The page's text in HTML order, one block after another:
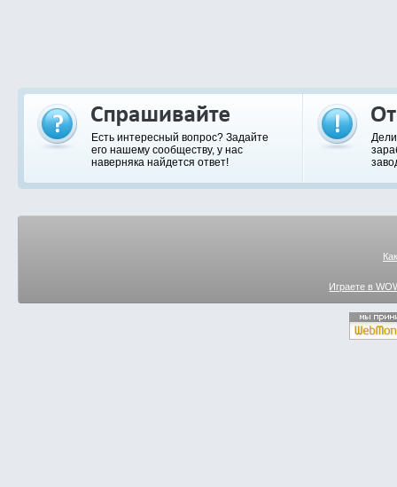
Есть интересный вопрос? Задайте
его нашему сообществу, у нас
наверняка найдется ответ!
Играете в